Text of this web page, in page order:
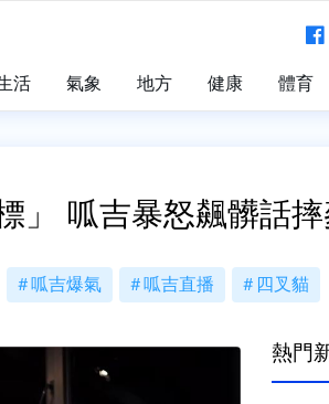
活 氣象 地方 健康 體育
」 呱吉暴怒飆髒話
呱吉爆氣 呱吉直播 四叉貓
熱門